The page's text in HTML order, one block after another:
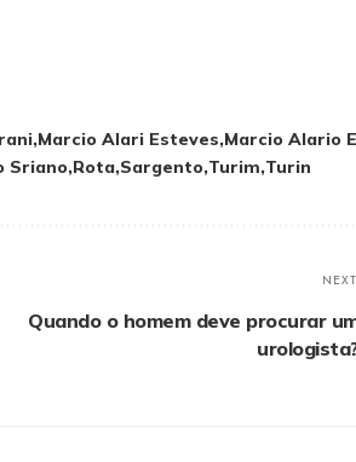
Marcio Alari Esteves Marcio Alario
Sriano Rota Sargento Turim Turin
Quando o homem deve procurar